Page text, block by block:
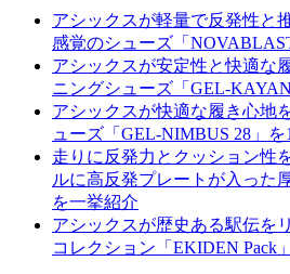
アシックスが軽量で反発性と
感覚のシューズ「
アシックスが安定性と快適な
ニングシューズ「GEL-
アシックスが快適な履き心地
ューズ「GEL-NIMBUS 28」
走りに反発力とクッション性
ルに高反発プレートが入った
を一挙紹介
アシックスが歴史ある駅伝を
コレクション「EKIDEN Pack